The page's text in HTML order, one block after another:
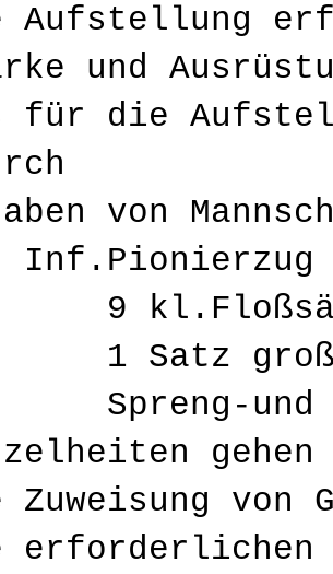
Aufstellung
und
für die
von
Inf.Pionierzug
großes
und
gehen
von